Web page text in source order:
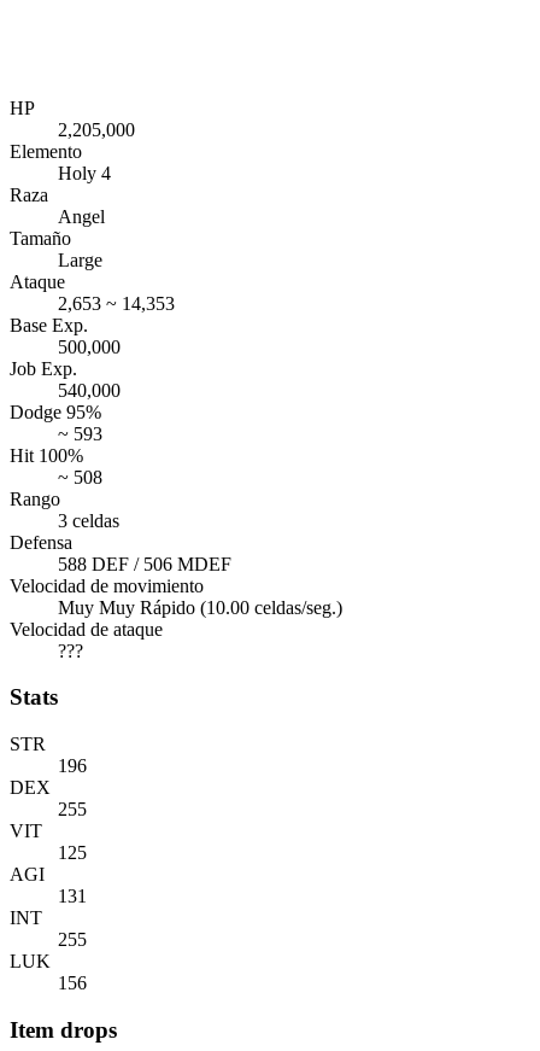
HP
2,205,000
Elemento
Holy 4
Raza
Angel
Tamaño
Large
Ataque
2,653 ~ 14,353
Base Exp.
500,000
Job Exp.
540,000
Dodge 95%
~ 593
Hit 100%
~ 508
Rango
3 celdas
Defensa
588 DEF / 506 MDEF
Velocidad de movimiento
Muy Muy Rápido (10.00 celdas/seg.)
Velocidad de ataque
???
Stats
STR
196
DEX
255
VIT
125
AGI
131
INT
255
LUK
156
Item drops